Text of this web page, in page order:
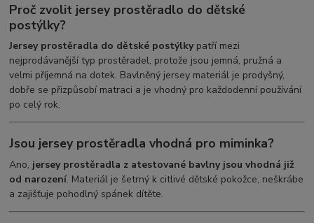
Proč zvolit jersey prostěradlo do dětské
postýlky?
Jersey prostěradla do dětské postýlkypatří mezi
nejprodávanější typ prostěradel, protože jsou jemná, pružná a
velmi příjemná na dotek. Bavlněný jersey materiál je prodyšný,
dobře se přizpůsobí matraci a je vhodný pro každodenní používání
po celý rok.
Jsou jersey prostěradla vhodná pro miminka?
Ano, jersey prostěradla z atestované bavlny jsou vhodná již
od narození. Materiál je šetrný k citlivé dětské pokožce, neškrábe
a zajišťuje pohodlný spánek dítěte.